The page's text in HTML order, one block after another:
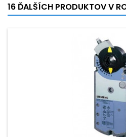
16 ĎALŠÍCH PRODUKTOV V